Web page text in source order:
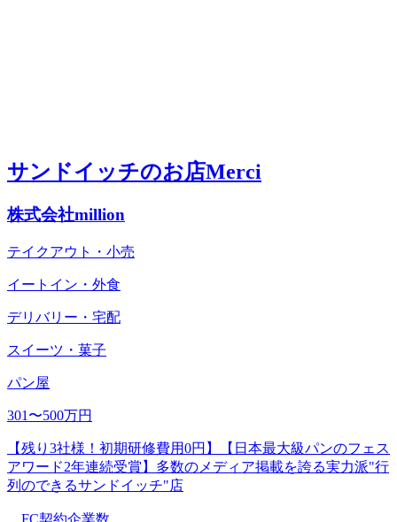
サンドイッチのお店Merci
株式会社million
テイクアウト・小売
イートイン・外食
デリバリー・宅配
スイーツ・菓子
パン屋
301〜500万円
【残り3社様！初期研修費用0円】【⽇本最⼤級パンのフェス
アワード2年連続受賞】多数のメディア掲載を誇る実力派"行
列のできるサンドイッチ"店
FC契約企業数